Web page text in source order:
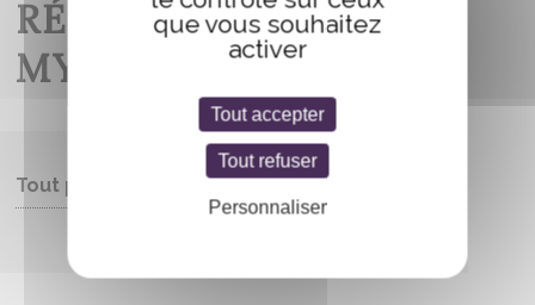
RÉFÉRENCES AUX
MYTHES NORDIQUES
Tout public
que vous souhaitez
activer
Tout accepter
Tout refuser
Personnaliser